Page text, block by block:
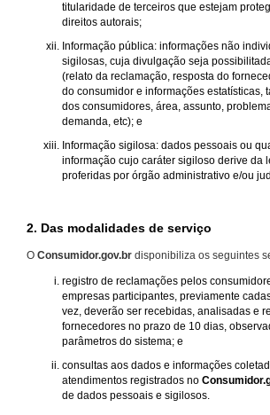
titularidade de terceiros que estejam
direitos autorais;
Informação pública: informações não
sigilosas, cuja divulgação seja
(relato da reclamação, resposta do
do consumidor e informações estatísticas,
dos consumidores, área, assunto,
demanda, etc); e
Informação sigilosa: dados pessoais ou
informação cujo caráter sigiloso derive da
proferidas por órgão administrativo e/ou
2. Das modalidades de serviço
O Consumidor.gov.br disponibiliza os seguintes
registro de reclamações pelos
empresas participantes, previamente
vez, deverão ser recebidas, analisadas e
fornecedores no prazo de 10 dias,
parâmetros do sistema; e
consultas aos dados e informações
atendimentos registrados no
de dados pessoais e sigilosos.